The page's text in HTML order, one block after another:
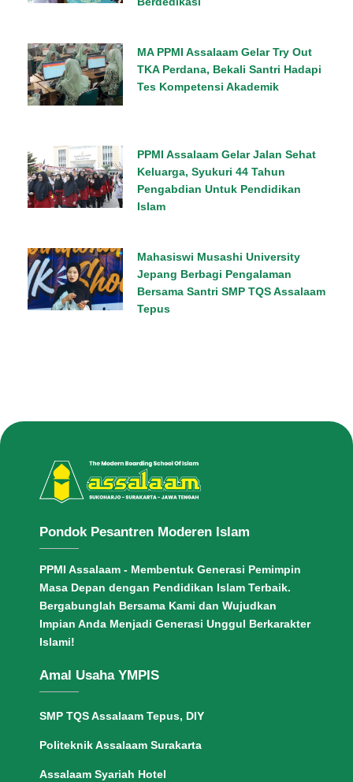
MA PPMI Assalaam Gelar Try Out
TKA Perdana, Bekali Santri Hadapi
Tes Kompetensi Akademik
PPMI Assalaam Gelar Jalan Sehat
Keluarga, Syukuri 44 Tahun
Pengabdian Untuk Pendidikan
Islam
Mahasiswi Musashi University
Jepang Berbagi Pengalaman
Bersama Santri SMP TQS Assalaam
Tepus
Pondok Pesantren Moderen Islam
PPMI Assalaam - Membentuk Generasi Pemimpin
Masa Depan dengan Pendidikan Islam Terbaik.
Bergabunglah Bersama Kami dan Wujudkan
Impian Anda Menjadi Generasi Unggul Berkarakter
Islami!
Amal Usaha YMPIS
SMP TQS Assalaam Tepus, DIY
Politeknik Assalaam Surakarta
Assalaam Syariah Hotel